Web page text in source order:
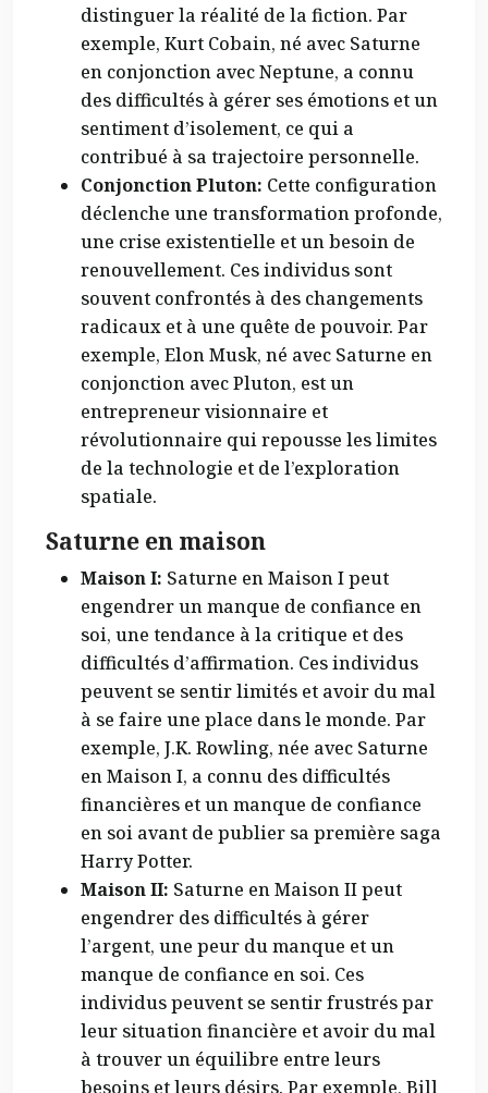
distinguer la réalité de la fiction. Par
exemple, Kurt Cobain, né avec Saturne
en conjonction avec Neptune, a connu
des difficultés à gérer ses émotions et un
sentiment d’isolement, ce qui a
contribué à sa trajectoire personnelle.
Conjonction Pluton: Cette configuration
déclenche une transformation profonde,
une crise existentielle et un besoin de
renouvellement. Ces individus sont
souvent confrontés à des changements
radicaux et à une quête de pouvoir. Par
exemple, Elon Musk, né avec Saturne en
conjonction avec Pluton, est un
entrepreneur visionnaire et
révolutionnaire qui repousse les limites
de la technologie et de l’exploration
spatiale.
Saturne en maison
Maison I: Saturne en Maison I peut
engendrer un manque de confiance en
soi, une tendance à la critique et des
difficultés d’affirmation. Ces individus
peuvent se sentir limités et avoir du mal
à se faire une place dans le monde. Par
exemple, J.K. Rowling, née avec Saturne
en Maison I, a connu des difficultés
financières et un manque de confiance
en soi avant de publier sa première saga
Harry Potter.
Maison II: Saturne en Maison II peut
engendrer des difficultés à gérer
l’argent, une peur du manque et un
manque de confiance en soi. Ces
individus peuvent se sentir frustrés par
leur situation financière et avoir du mal
à trouver un équilibre entre leurs
besoins et leurs désirs. Par exemple, Bill